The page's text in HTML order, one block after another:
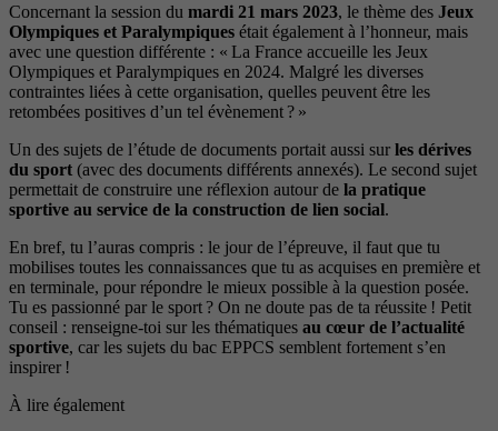
Concernant la session du mardi 21 mars 2023, le thème des Jeux
Olympiques et Paralympiques était également à l’honneur, mais
avec une question différente : « La France accueille les Jeux
Olympiques et Paralympiques en 2024. Malgré les diverses
contraintes liées à cette organisation, quelles peuvent être les
retombées positives d’un tel évènement ? »
Un des sujets de l’étude de documents portait aussi sur les dérives
du sport (avec des documents différents annexés). Le second sujet
permettait de construire une réflexion autour de la pratique
sportive au service de la construction de lien social.
En bref, tu l’auras compris : le jour de l’épreuve, il faut que tu
mobilises toutes les connaissances que tu as acquises en première et
en terminale, pour répondre le mieux possible à la question posée.
Tu es passionné par le sport ? On ne doute pas de ta réussite ! Petit
conseil : renseigne-toi sur les thématiques au cœur de l’actualité
sportive, car les sujets du bac EPPCS semblent fortement s’en
inspirer !
À lire également